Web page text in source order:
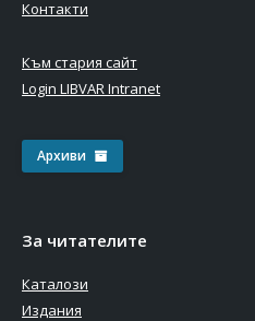
Контакти
Към стария сайт
Login LIBVAR Intranet
Архиви
За читателите
Каталози
Издания